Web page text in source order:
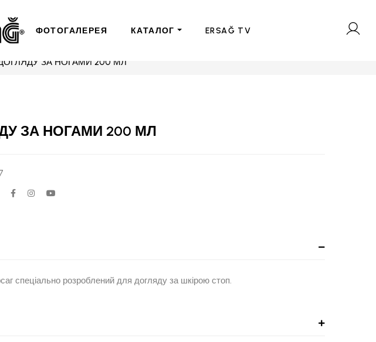
ФОТОГАЛЕРЕЯ КАТАЛОГ ERSAĞ TV
ЗА НОГАМИ 200 МЛ
ЗА НОГАМИ 200 МЛ
спеціально розроблений для догляду за шкірою стоп.